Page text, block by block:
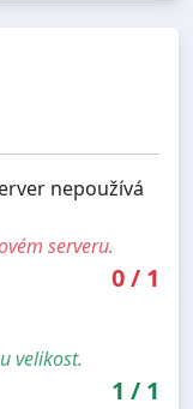
nepoužívá
serveru.
0/ 1
velikost.
1 / 1